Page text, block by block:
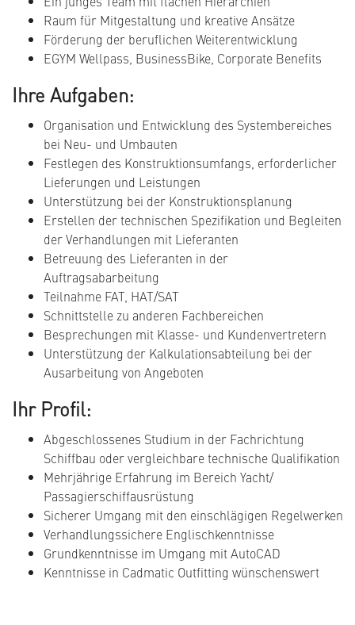
Raum für Mitgestaltung und kreative Ansätze
Förderung der beruflichen Weiterentwicklung
EGYM Wellpass, BusinessBike, Corporate Benefits
Ihre Aufgaben:
Organisation und Entwicklung des Systembereiches
bei Neu- und Umbauten
Festlegen des Konstruktionsumfangs, erforderlicher
Lieferungen und Leistungen
Unterstützung bei der Konstruktionsplanung
Erstellen der technischen Spezifikation und Begleiten
der Verhandlungen mit Lieferanten
Betreuung des Lieferanten in der
Auftragsabarbeitung
Teilnahme FAT, HAT/SAT
Schnittstelle zu anderen Fachbereichen
Besprechungen mit Klasse- und Kundenvertretern
Unterstützung der Kalkulationsabteilung bei der
Ausarbeitung von Angeboten
Ihr Profil:
Abgeschlossenes Studium in der Fachrichtung
Schiffbau oder vergleichbare technische Qualifikation
Mehrjährige Erfahrung im Bereich Yacht/
Passagierschiffausrüstung
Sicherer Umgang mit den einschlägigen Regelwerken
Verhandlungssichere Englischkenntnisse
Grundkenntnisse im Umgang mit AutoCAD
Kenntnisse in Cadmatic Outfitting wünschenswert